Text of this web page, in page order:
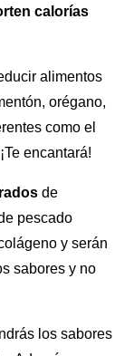
calorías
alimentos
orégano,
como el
encantará!
de
pescado
y serán
sabores y no
los sabores